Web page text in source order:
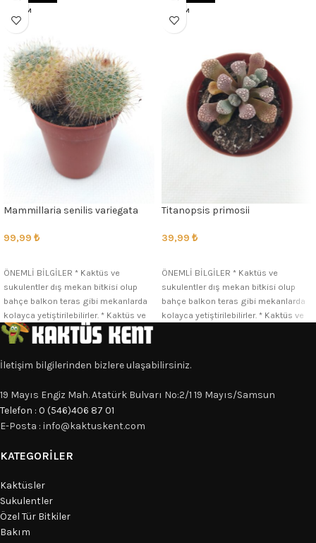
5.5 CM
Mammillaria senilis variegata
99,99 ₺
ÖNEMLİ BİLGİLER * Kaktüs ve
sukulentler dış mekan bitkisi olup
bahçe balkon teras gibi mekanlarda
kolayca yetiştirilebilirler. * Kaktüs ve
5.5 CM
Titanopsis primosii
39,99 ₺
ÖNEMLİ BİLGİLER * Kaktüs ve
sukulentler dış mekan bitkisi olup
bahçe balkon teras gibi mekanlarda
kolayca yetiştirilebilirler. * Kaktüs ve
İletişim bilgilerinden bizlere ulaşabilirsiniz.
19 Mayıs Engiz Mah. Atatürk Bulvarı No:2/1 19 Mayıs/Samsun
Telefon : 0 (546)406 87 01
E-Posta : info@kaktuskent.com
KATEGORILER
Kaktüsler
Sukulentler
Özel Tür Bitkiler
Bakım